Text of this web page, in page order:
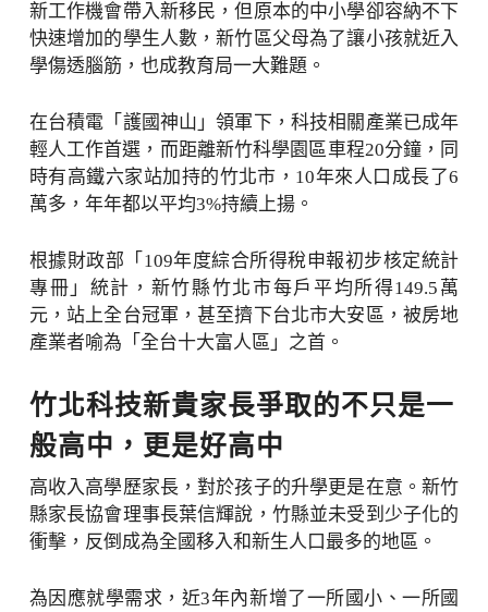
新工作機會帶入新移民，但原本的中小學卻容納不下
快速增加的學生人數，新竹區父母為了讓小孩就近入
學傷透腦筋，也成教育局一大難題。
在台積電「護國神山」領軍下，科技相關產業已成年
輕人工作首選，而距離新竹科學園區車程20分鐘，同
時有高鐵六家站加持的竹北市，10年來人口成長了6
萬多，年年都以平均3%持續上揚。
根據財政部「109年度綜合所得稅申報初步核定統計
專冊」統計，新竹縣竹北市每戶平均所得149.5萬
元，站上全台冠軍，甚至擠下台北市大安區，被房地
產業者喻為「全台十大富人區」之首。
竹北科技新貴家長爭取的不只是一
般高中，更是好高中
高收入高學歷家長，對於孩子的升學更是在意。新竹
縣家長協會理事長葉信輝說，竹縣並未受到少子化的
衝擊，反倒成為全國移入和新生人口最多的地區。
為因應就學需求，近3年內新增了一所國小、一所國